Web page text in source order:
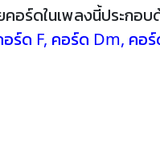
อร์ดในเพลงนี้ประกอบ
อร์ด F, คอร์ด Dm, คอ